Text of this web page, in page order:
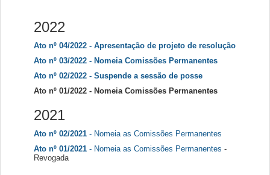
2022
Ato nº 04/2022 - Apresentação de projeto de resolução
Ato nº 03/2022 - Nomeia Comissões Permanentes
Ato nº 02/2022 - Suspende a sessão de posse
Ato nº 01/2022 - Nomeia Comissões Permanentes
2021
Ato nº 02/2021 - Nomeia as Comissões Permanentes
Ato nº 01/2021 - Nomeia as Comissões Permanentes -
Revogada